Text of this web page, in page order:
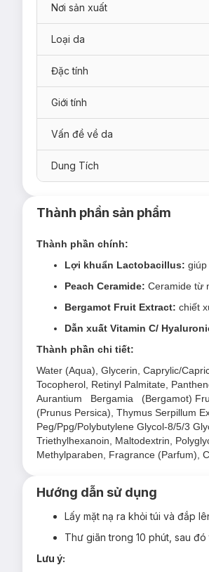
Loại da phù hợp:
Sản phẩm phù hợp cho làn da
Giải pháp cho tình trạng da:
Da khô, thiếu độ ẩm
Ưu thế nổi bật:
Mặt nạ với công thức serum
khô, xỉn màu hiệu quả.
Bộ đôilợi khuẩn Lactobacillus
lại làn da mềm mịn & căng
Chiết xuất cam Bergamotgiúp
Dẫn xuất vitamin C
Nơi sản xuất
Loại da
Đặc tính
Giới tính
Vấn đề về da
Dung Tích
Thành phần sản phẩm
Thành phần chính:
Lợi khuẩn Lactobacillus: giúp
Peach Ceramide: Ceramide từ
Bergamot Fruit Extract: chiết
Dẫn xuất Vitamin C/
Thành phần chi tiết:
Water (Aqua), Glycerin, Caprylic/
Tocopherol, Retinyl Palmitate,
Aurantium Bergamia (Bergamot)
(Prunus Persica), Thymus Serpillum
Peg/Ppg/Polybutylene Glycol-8/5/3
Triethylhexanoin, Maltodextrin,
Methylparaben, Fragrance (Parfum),
Hướng dẫn sử dụng
Lấy mặt nạ ra khỏi túi và đắp
Thư giãn trong 10 phút, sau
Lưu ý: